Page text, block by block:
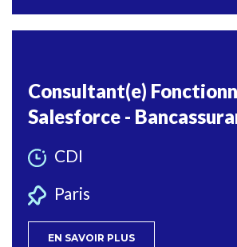
Consultant(e)
Salesforce -
CDI
Paris
EN SAVOIR PLUS